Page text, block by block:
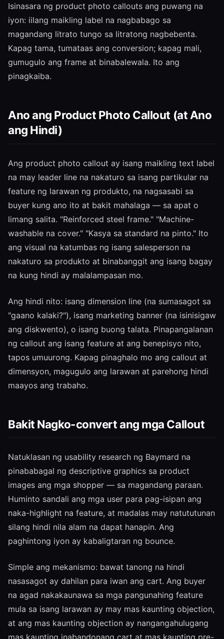
Isinasara ng product photo callouts ang puwang na
iyon: iilang maikling label na nagbabago sa
magandang litrato tungo sa litratong nagbebenta.
Kapag tama, tumataas ang conversion; kapag mali,
gumugulo ang frame at binabalewala. Ito ang
pinagkaiba.
Ano ang Product Photo Callout (at Ano
ang Hindi)
Ang product photo callout ay isang maikling text label
na may leader line na nakaturo sa isang partikular na
feature ng larawan ng produkto, na nagsasabi sa
buyer kung ano ito at bakit mahalaga — sa apat o
limang salita. "Reinforced steel frame." "Machine-
washable na cover." "Kasya sa standard na pinto." Ito
ang visual na katumbas ng isang salesperson na
nakaturo sa produkto at binabanggit ang isang bagay
na kung hindi ay malalampasan mo.
Ang hindi nito: isang dimension line (na sumasagot sa
"gaano kalaki?"), isang marketing banner (na isinisigaw
ang diskwento), o isang buong talata. Pinapangalanan
ng callout ang isang feature at ang benepisyo nito,
tapos umuurong. Kapag pinaghalo mo ang callout at
dimensyon, magugulo ang larawan at parehong hindi
maayos ang trabaho.
Bakit Nagko-convert ang mga Callout
Natuklasan ng usability research ng Baymard na
pinababagal ng descriptive graphics sa product
images ang mga shopper — sa magandang paraan.
Huminto sandali ang mga user para pag-isipan ang
naka-highlight na feature, at madalas may natututunan
silang hindi nila alam na dapat hanapin. Ang
paghintong iyon ay kabaligtaran ng bounce.
Simple ang mekanismo: bawat tanong na hindi
nasasagot ay dahilan para iwan ang cart. Ang buyer
na agad nakakaunawa sa mga pangunahing feature
mula sa isang larawan ay may mas kaunting objection,
at ang mas kaunting objection ay nangangahulugang